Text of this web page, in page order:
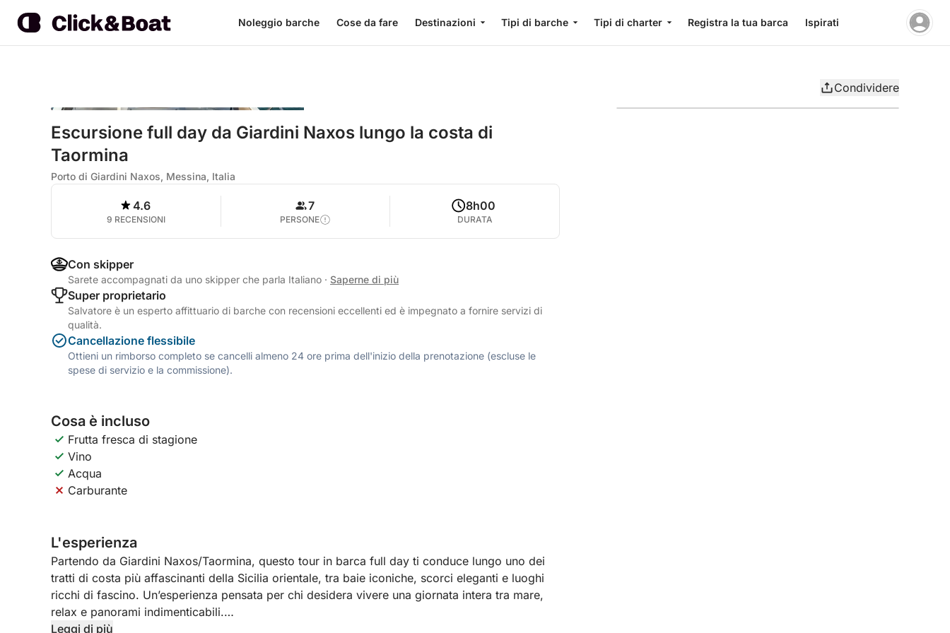
Noleggio barche Cose da fare Destinazioni Tipi di barche Tipi di charter Registra la tua barca Ispirati
Condividere
Escursione full day da Giardini Naxos lungo la costa di
Taormina
Porto di Giardini Naxos, Messina, Italia
4.6
9 RECENSIONI
7
PERSONE
8h00
DURATA
Con skipper
Sarete accompagnati da uno skipper che parla Italiano · Saperne di più
Super proprietario
Salvatore è un esperto affittuario di barche con recensioni eccellenti ed è impegnato a fornire servizi di
qualità.
Cancellazione flessibile
Ottieni un rimborso completo se cancelli almeno 24 ore prima dell'inizio della prenotazione (escluse le
spese di servizio e la commissione).
Cosa è incluso
Frutta fresca di stagione
Vino
Acqua
Carburante
L'esperienza
Partendo da Giardini Naxos/Taormina, questo tour in barca full day ti conduce lungo uno dei
tratti di costa più affascinanti della Sicilia orientale, tra baie iconiche, scorci eleganti e luoghi
ricchi di fascino. Un’esperienza pensata per chi desidera vivere una giornata intera tra mare,
relax e panorami indimenticabili.
Leggi di più